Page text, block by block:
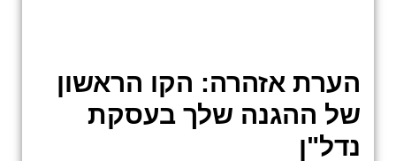
הערת אזהרה: הקו הראשון
של ההגנה שלך בעסקת
נדל"ן